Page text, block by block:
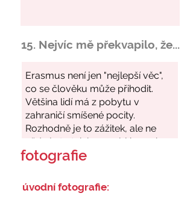
15. Nejvíc mě překvapilo, že...
fotografie
úvodní fotografie: